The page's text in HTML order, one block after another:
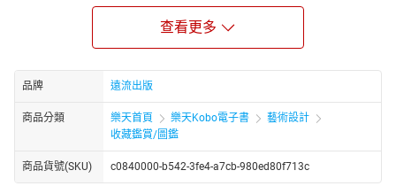
迎您和我們一起，從日本的大正摩登、遊晃到昭和懷舊，看著東京
鐵塔完工後，村上春樹、浦澤直樹和櫻桃子成長的蓬勃經濟，在海
洋堂精緻的袖珍食玩中，重溫懷舊幸福的有夢時光。
唯一收錄：透過近300張彩色精緻圖片，以席捲一時、10年內狂漲
20倍的袖珍收藏，娓娓道來20世紀日本大眾文化史，重現20世紀少
年少女的青澀回憶。
袖珍情景：包含「情景王」山田卓司的情景模型、昭和時期的懷舊
景物，還有「高度資本主義前史」的五花八門袖珍電器用品、交通
工具、火車便當、大阪萬國博覽會展覽、王立科學博物館展品、象
查看更多
品牌 遠流出版
商品分類 樂天首頁 樂天Kobo電子書
藝術設計
收藏鑑賞/圖鑑
商品貨號(SKU) c0840000-b542-3fe4-a7cb-980ed80f713c